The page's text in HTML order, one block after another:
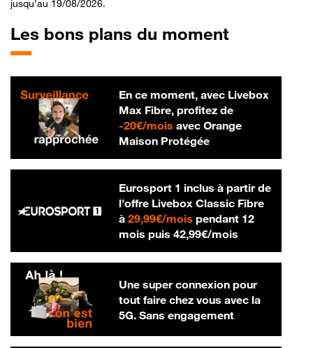
jusqu’au 19/08/2026.
Les bons plans du moment
En ce moment, avec Livebox
Max Fibre, profitez de
-20€/mois20 € par mois
avec Orange
Maison Protégée
Eurosport 1 inclus à partir de
l’offre Livebox Classic Fibre
à 29,99€/mois29,99 € par mois
pendant 12
mois puis 42,99€/mois42,99 € par
Une super connexion pour
tout faire chez vous avec la
5G. Sans engagement